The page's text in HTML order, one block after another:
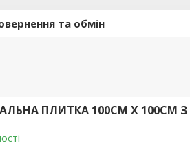
та обмін
ПЛИТКА 100СМ Х 100СМ